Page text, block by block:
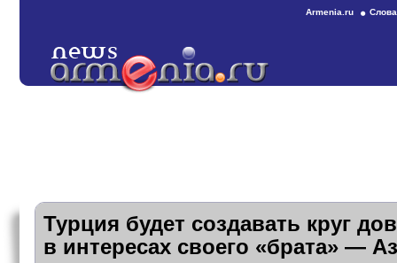
Armenia.ru
Турция будет создавать круг
в интересах своего «брата» —